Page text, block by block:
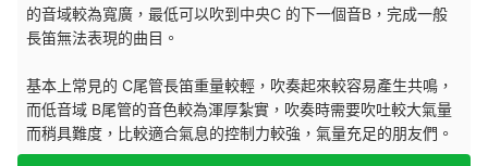
的音域較為寬廣，最低可以吹到中央C 的下一個音B，完成一般
長笛無法表現的曲目。
基本上常見的 C尾管長笛重量較輕，吹奏起來較容易產生共鳴，
而低音域 B尾管的音色較為渾厚紮實，吹奏時需要吹吐較大氣量
而稍具難度，比較適合氣息的控制力較強，氣量充足的朋友們。